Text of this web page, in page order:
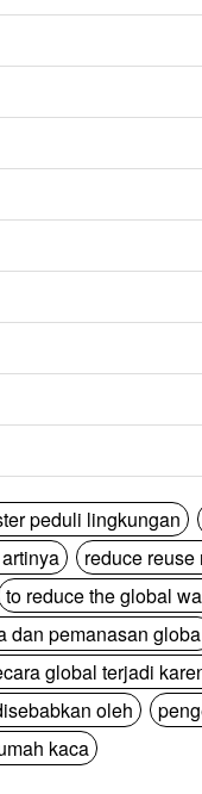
peduli lingkungan
reduce
to reduce the global
dan pemanasan
global terjadi
oleh
kaca